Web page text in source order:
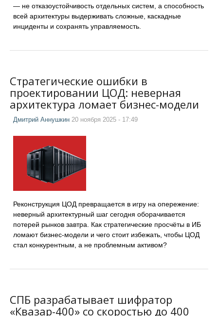
— не отказоустойчивость отдельных систем, а способность
всей архитектуры выдерживать сложные, каскадные
инциденты и сохранять управляемость.
Стратегические ошибки в
проектировании ЦОД: неверная
архитектура ломает бизнес-модели
Дмитрий Аннушкин 20 ноября 2025 - 17:49
Реконструкция ЦОД превращается в игру на опережение:
неверный архитектурный шаг сегодня оборачивается
потерей рынков завтра. Как стратегические просчёты в ИБ
ломают бизнес-модели и чего стоит избежать, чтобы ЦОД
стал конкурентным, а не проблемным активом?
СПБ разрабатывает шифратор
«Квазар-400» со скоростью до 400